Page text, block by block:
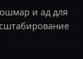
и ад для